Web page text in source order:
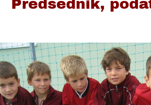
Predsednik,